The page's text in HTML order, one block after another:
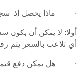
· ماذا يحصل إذا
أولا: لا يمكن أن يكون
أي تلاعب بالسعر يتم
· هل يمكن دفع قيمة